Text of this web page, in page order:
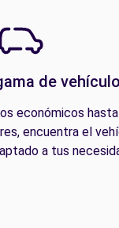
de
económicos
encuentra el
a tus